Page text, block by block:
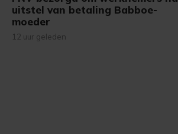
uitstel van betaling Babboe-
moeder
12 uur geleden